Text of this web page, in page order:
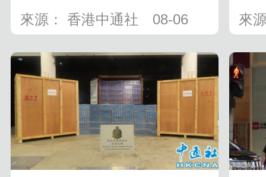
來源： 香港中通社 08-06
歌
來